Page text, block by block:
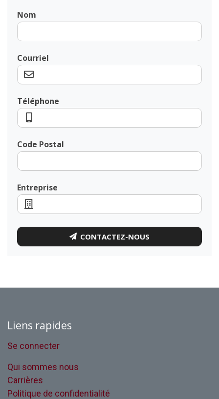
Nom
Courriel
Téléphone
Code Postal
Entreprise
CONTACTEZ-NOUS
Liens rapides
Se connecter
Qui sommes nous
Carrières
Politique de confidentialité